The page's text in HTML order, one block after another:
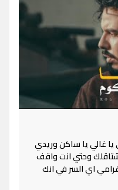
يا غالي يا ساكن وريدي
وحتي انت واقف
اي السر في انك